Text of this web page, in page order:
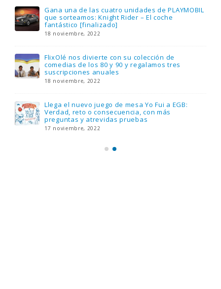
Gana una de las cuatro unidades de PLAYMOBIL
que sorteamos: Knight Rider – El coche
fantástico [finalizado]
18 noviembre, 2022
FlixOlé nos divierte con su colección de
comedias de los 80 y 90 y regalamos tres
suscripciones anuales
18 noviembre, 2022
Llega el nuevo juego de mesa Yo Fui a EGB:
Verdad, reto o consecuencia, con más
preguntas y atrevidas pruebas
17 noviembre, 2022